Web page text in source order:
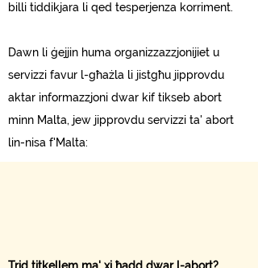
billi tiddikjara li qed tesperjenza korriment.
Dawn li ġejjin huma organizzazzjonijiet u
servizzi favur l-għażla li jistgħu jipprovdu
aktar informazzjoni dwar kif tikseb abort
minn Malta, jew jipprovdu servizzi ta' abort
lin-nisa f'Malta: